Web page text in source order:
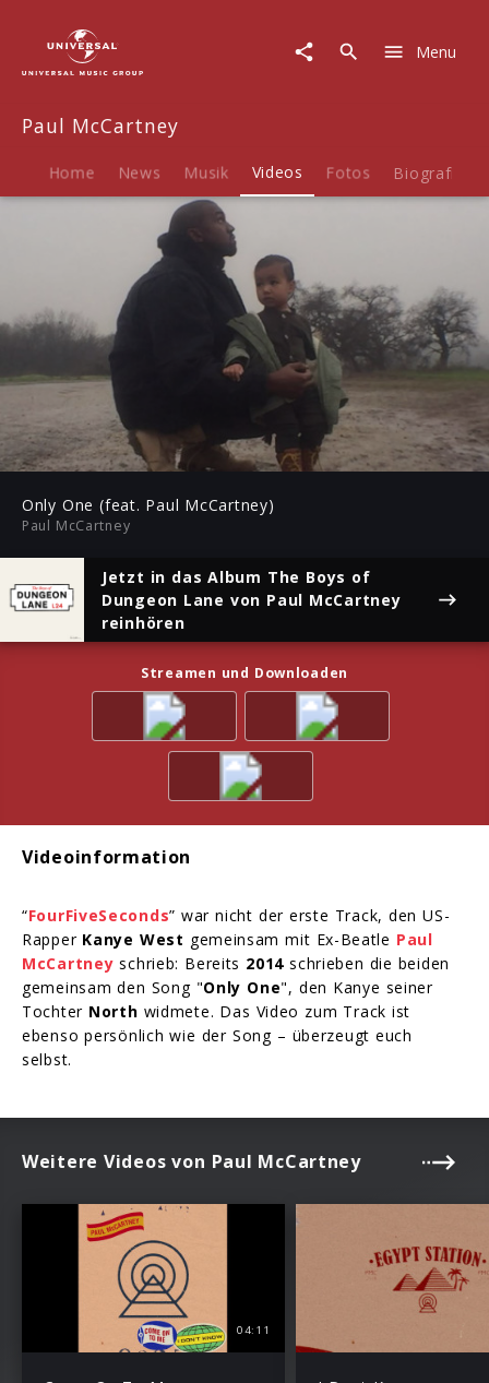
McCartney
Video
Only
Paul
Menu
Paul McCartney
Home News Musik Videos Fotos Biografie
Play
03:04
Mute
Play
Only One (feat. Paul McCartney)
Paul McCartney
Jetzt in das Album The Boys of
Dungeon Lane von Paul McCartney
reinhören
Streamen und Downloaden
Videoinformation
“FourFiveSeconds” war nicht der erste Track, den US-
RapperKanye West gemeinsam mit Ex-Beatle Paul
McCartney schrieb: Bereits 2014 schrieben die beiden
gemeinsam den Song "Only One", den Kanye seiner
Tochter North widmete. Das Video zum Track ist
ebenso persönlich wie der Song – überzeugt euch
selbst.
Weitere Videos von Paul McCartney
04:11